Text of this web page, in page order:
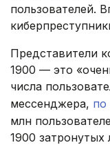
пользователей.
Представители
1900 — это
числа
мессенджера, по
млн
1900